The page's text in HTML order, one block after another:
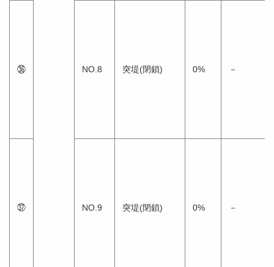
㊱ NO.8 突堤(閉鎖) 0% －
㊲ NO.9 突堤(閉鎖) 0% －